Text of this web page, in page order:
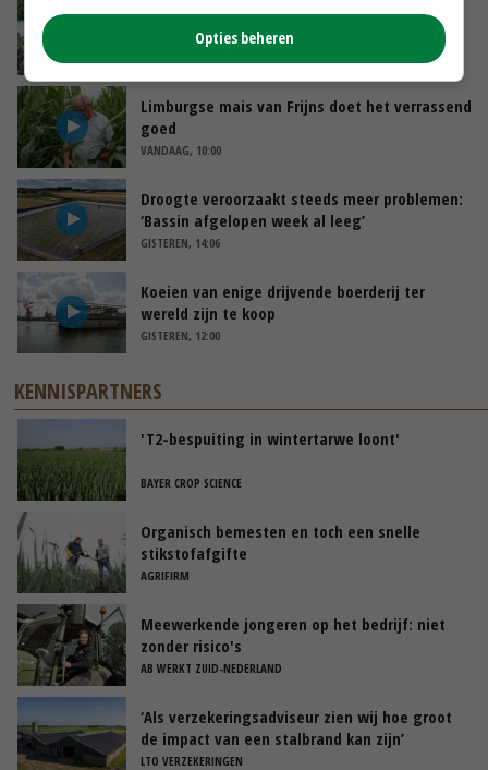
Oekraïne-vlogger Kees Huizinga: ‘Bezoek van
de ambassade mag zelf groente plukken’
Limburgse mais van Frijns doet het verrassend
goed
VANDAAG, 10:00
Droogte veroorzaakt steeds meer problemen:
‘Bassin afgelopen week al leeg’
GISTEREN, 14:06
Koeien van enige drijvende boerderij ter
wereld zijn te koop
GISTEREN, 12:00
KENNISPARTNERS
'T2-bespuiting in wintertarwe loont'
BAYER CROP SCIENCE
Organisch bemesten en toch een snelle
stikstofafgifte
AGRIFIRM
Meewerkende jongeren op het bedrijf: niet
zonder risico's
AB WERKT ZUID-NEDERLAND
‘Als verzekeringsadviseur zien wij hoe groot
de impact van een stalbrand kan zijn’
LTO VERZEKERINGEN
Opties beheren